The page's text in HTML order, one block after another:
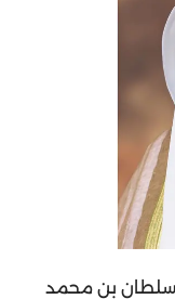
سلطان بن محمد